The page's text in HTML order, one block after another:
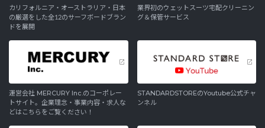
カリフォルニア・オーストラリア・日本
の厳選をした全12のサーフボードブラン
ドを展開
業界初のウェットスーツ宅配クリーニン
グ＆保管サービス
運営会社 MERCURY Inc.のコーポレー
トサイト。企業理念・事業内容・求人な
どはこちらをご覧ください！
STANDARDSTOREのYoutube公式チャ
ンネル